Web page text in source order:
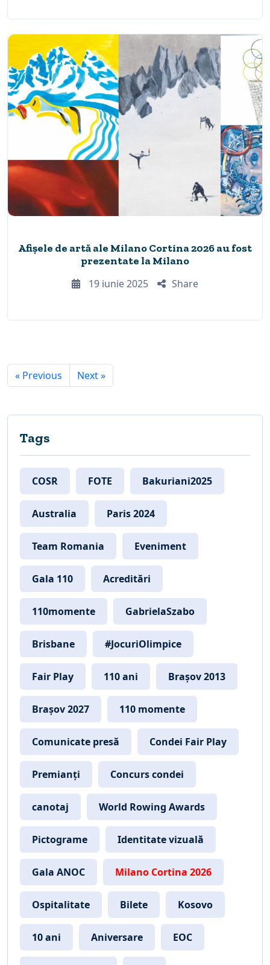
Afișele de artă ale Milano Cortina 2026 au fost
prezentate la Milano
19 iunie 2025
Share
« Previous Next »
Tags
COSR FOTE Bakuriani2025
Australia Paris 2024
Team Romania Eveniment
Gala 110 Acreditări
110momente GabrielaSzabo
Brisbane #JocuriOlimpice
Fair Play 110 ani Brașov 2013
Brașov 2027 110 momente
Comunicate presă Condei Fair Play
Premianți Concurs condei
canotaj World Rowing Awards
Pictograme Identitate vizuală
Gala ANOC Milano Cortina 2026
Ospitalitate Bilete Kosovo
10 ani Aniversare EOC